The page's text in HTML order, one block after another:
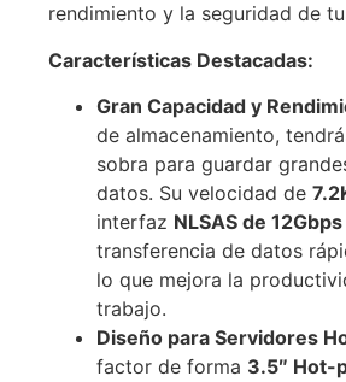
rendimiento y la seguridad de
Características Destacadas:
Gran Capacidad y
de almacenamiento,
sobra para guardar
datos. Su velocidad de
interfaz NLSAS de 12Gbps
transferencia de datos
lo que mejora la
trabajo.
Diseño para Servidores
factor de forma 3.5″ Hot-